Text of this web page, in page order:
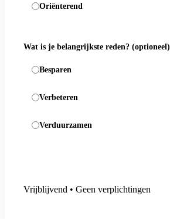
Oriënterend
Wat is je belangrijkste reden? (optioneel)
Besparen
Verbeteren
Verduurzamen
Vrijblijvend • Geen verplichtingen